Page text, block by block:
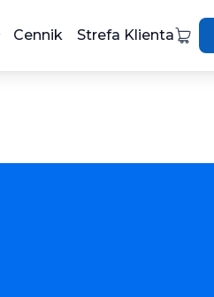
Cennik Strefa Klienta